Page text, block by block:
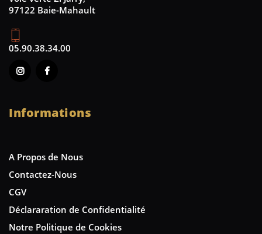
97122 Baie-Mahault
05.90.38.34.00
Informations
A Propos de Nous
Contactez-Nous
CGV
Déclararation de Confidentialité
Notre Politique de Cookies